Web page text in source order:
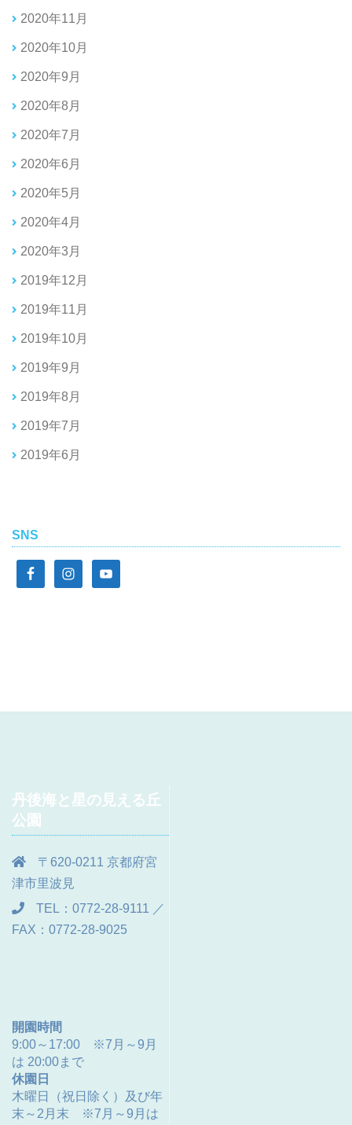
2020年11月
2020年10月
2020年9月
2020年8月
2020年7月
2020年6月
2020年5月
2020年4月
2020年3月
2019年12月
2019年11月
2019年10月
2019年9月
2019年8月
2019年7月
2019年6月
SNS
丹後海と星の見える丘
公園
〒620-0211 京都府宮
津市里波見
TEL：0772-28-9111 ／
FAX：0772-28-9025
開園時間
9:00～17:00 ※7月～9月
は 20:00まで
休園日
木曜日（祝日除く）及び年
末～2月末 ※7月～9月は